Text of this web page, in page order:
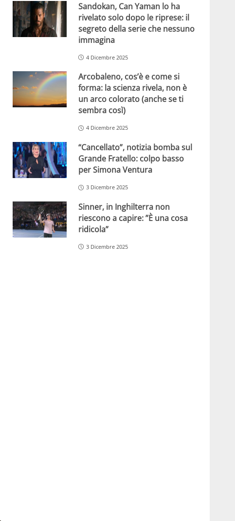
Sandokan, Can Yaman lo ha
rivelato solo dopo le riprese: il
segreto della serie che nessuno
immagina
4 Dicembre 2025
Arcobaleno, cos’è e come si
forma: la scienza rivela, non è
un arco colorato (anche se ti
sembra così)
4 Dicembre 2025
“Cancellato”, notizia bomba sul
Grande Fratello: colpo basso
per Simona Ventura
3 Dicembre 2025
Sinner, in Inghilterra non
riescono a capire: ”È una cosa
ridicola”
3 Dicembre 2025